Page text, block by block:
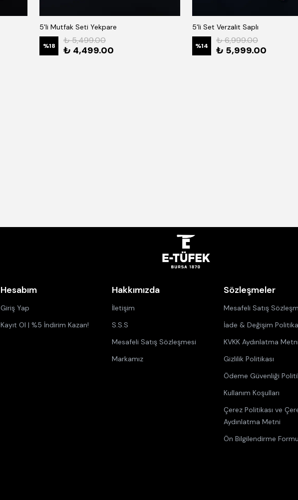
5'li Mutfak Seti Yekpare
%18
₺ 5,499.00
₺ 4,499.00
5'li Set Verzalit Saplı
%14
₺ 6,999.00
₺ 5,999.00
Hesabım
Giriş Yap
Kayıt Ol | %5 İndirim Kazan!
Hakkımızda
İletişim
S.S.S
Mesafeli Satış Sözleşmesi
Markamız
Sözleşmeler
Mesafeli Satış
İade & Değişim
KVKK Aydınlatma Metni
Gizlilik Politikası
Ödeme Güvenliği
Kullanım Koşulları
Çerez Politikası ve
Aydınlatma Metni
Ön Bilgilendirme Formu